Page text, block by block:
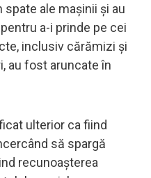
ale mașinii și au
a-i prinde pe cei
inclusiv cărămizi și
au fost aruncate în
ulterior ca fiind
să spargă
recunoașterea